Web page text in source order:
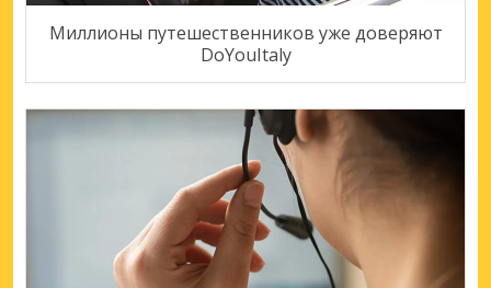
Миллионы путешественников уже доверяют
DoYouItaly